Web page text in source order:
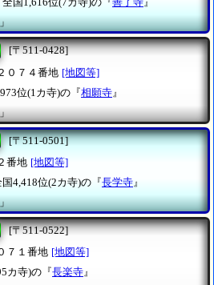
[〒511-0428]
０７４番地 [地図等]
位(1カ寺)の『相願寺 』
[〒511-0501]
番地 [地図等]
国4,418位(2カ寺)の『長学寺』
[〒511-0522]
７１番地 [地図等]
カ寺)の『長楽寺』